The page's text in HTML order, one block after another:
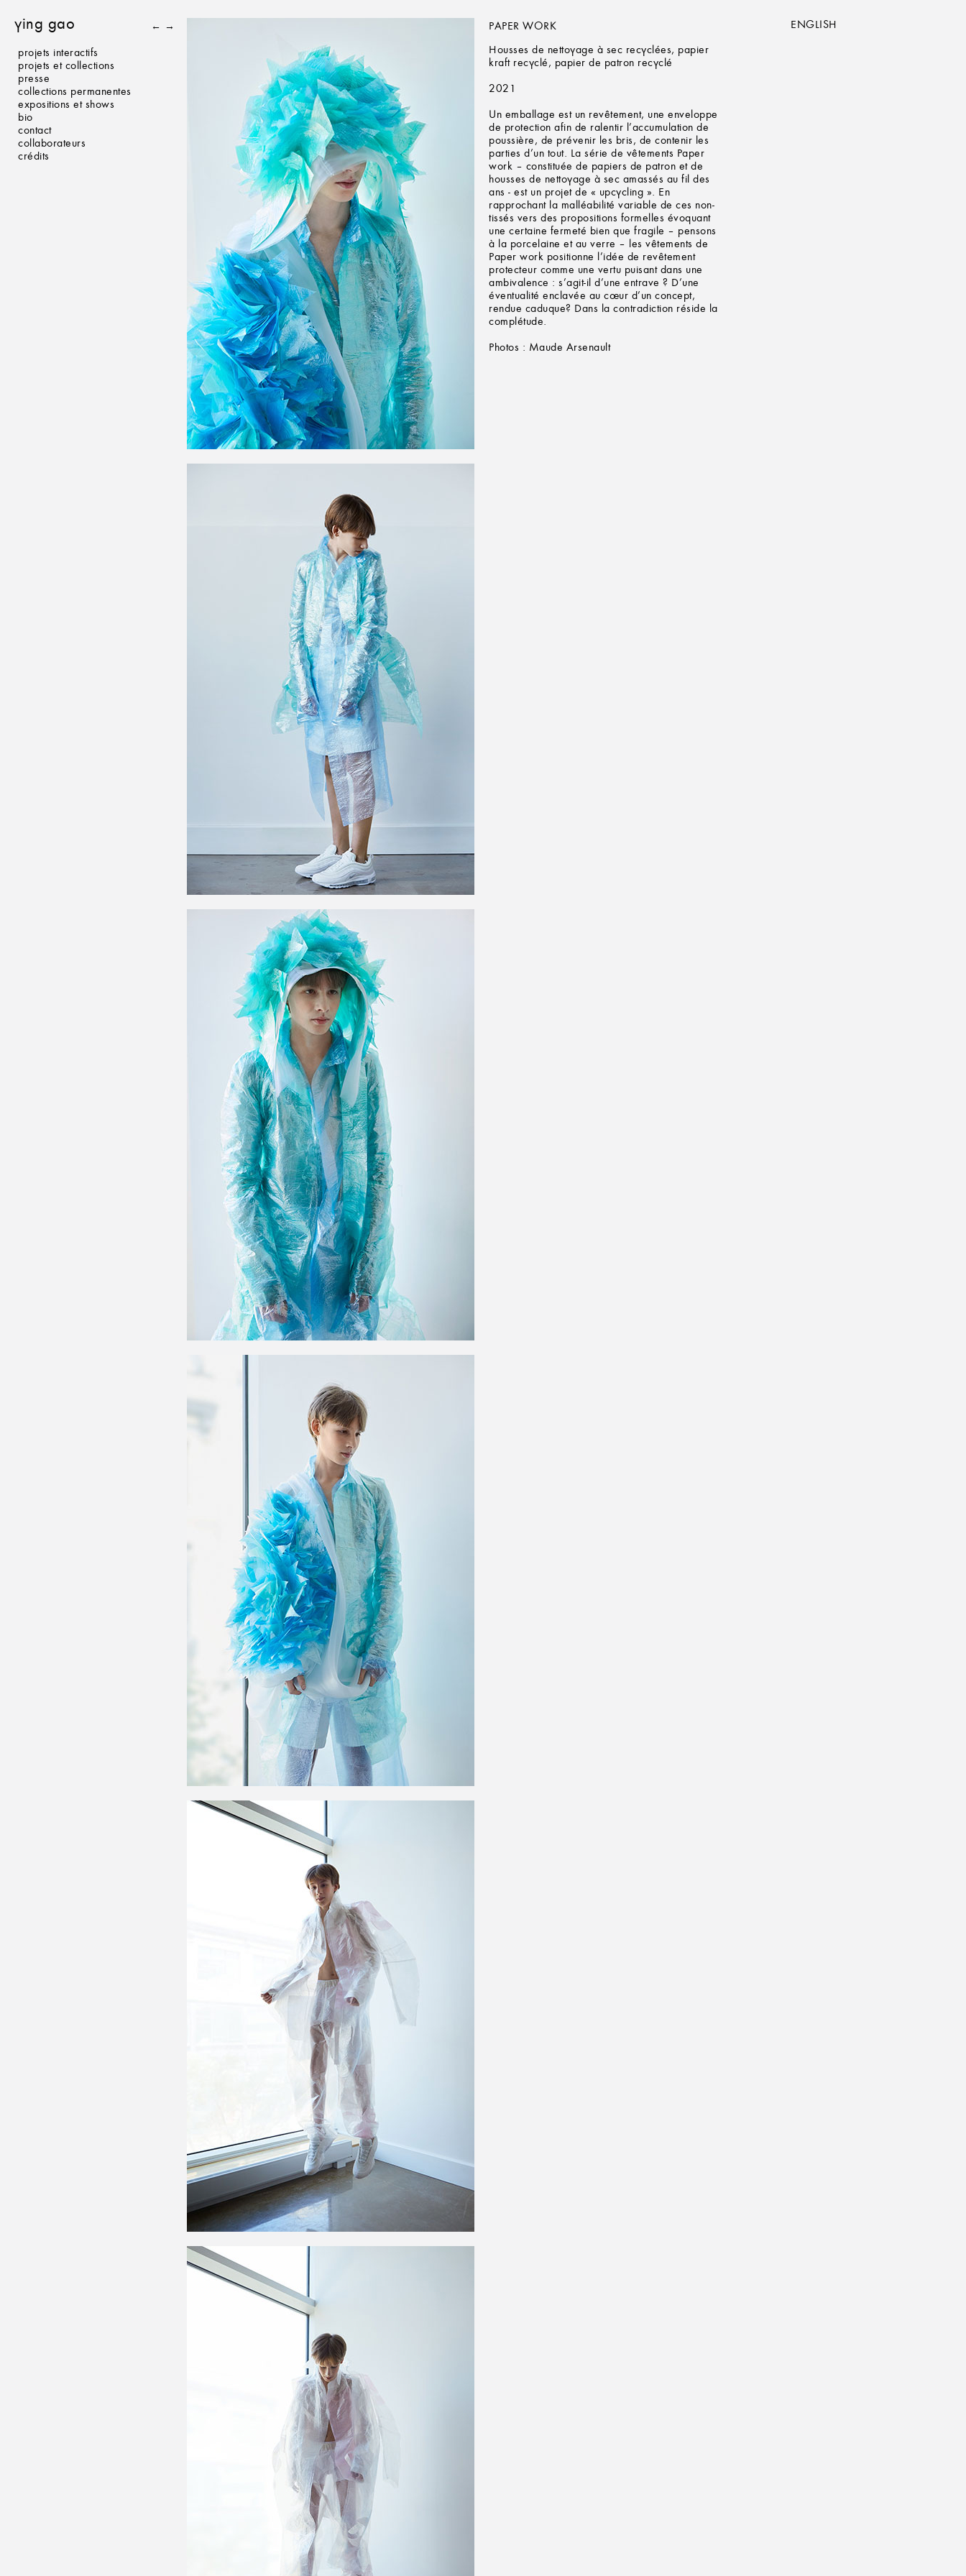
ying gao
projets interactifs
projets et collections
presse
collections permanentes
expositions et shows
bio
contact
collaborateurs
crédits
PAPER WORK
Housses de nettoyage à sec recyclées, papier
kraft recyclé, papier de patron recyclé
2021
Un emballage est un revêtement, une enveloppe
de protection afin de ralentir l’accumulation de
poussière, de prévenir les bris, de contenir les
parties d’un tout. La série de vêtements Paper
work – constituée de papiers de patron et de
housses de nettoyage à sec amassés au fil des
ans - est un projet de « upcycling ». En
rapprochant la malléabilité variable de ces non-
tissés vers des propositions formelles évoquant
une certaine fermeté bien que fragile – pensons
à la porcelaine et au verre – les vêtements de
Paper work positionne l’idée de revêtement
protecteur comme une vertu puisant dans une
ambivalence : s’agit-il d’une entrave ? D’une
éventualité enclavée au cœur d’un concept,
rendue caduque? Dans la contradiction réside la
complétude.
Photos : Maude Arsenault
← → ENGLISH